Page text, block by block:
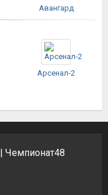
Авангард
Арсенал-2
| Чемпионат48